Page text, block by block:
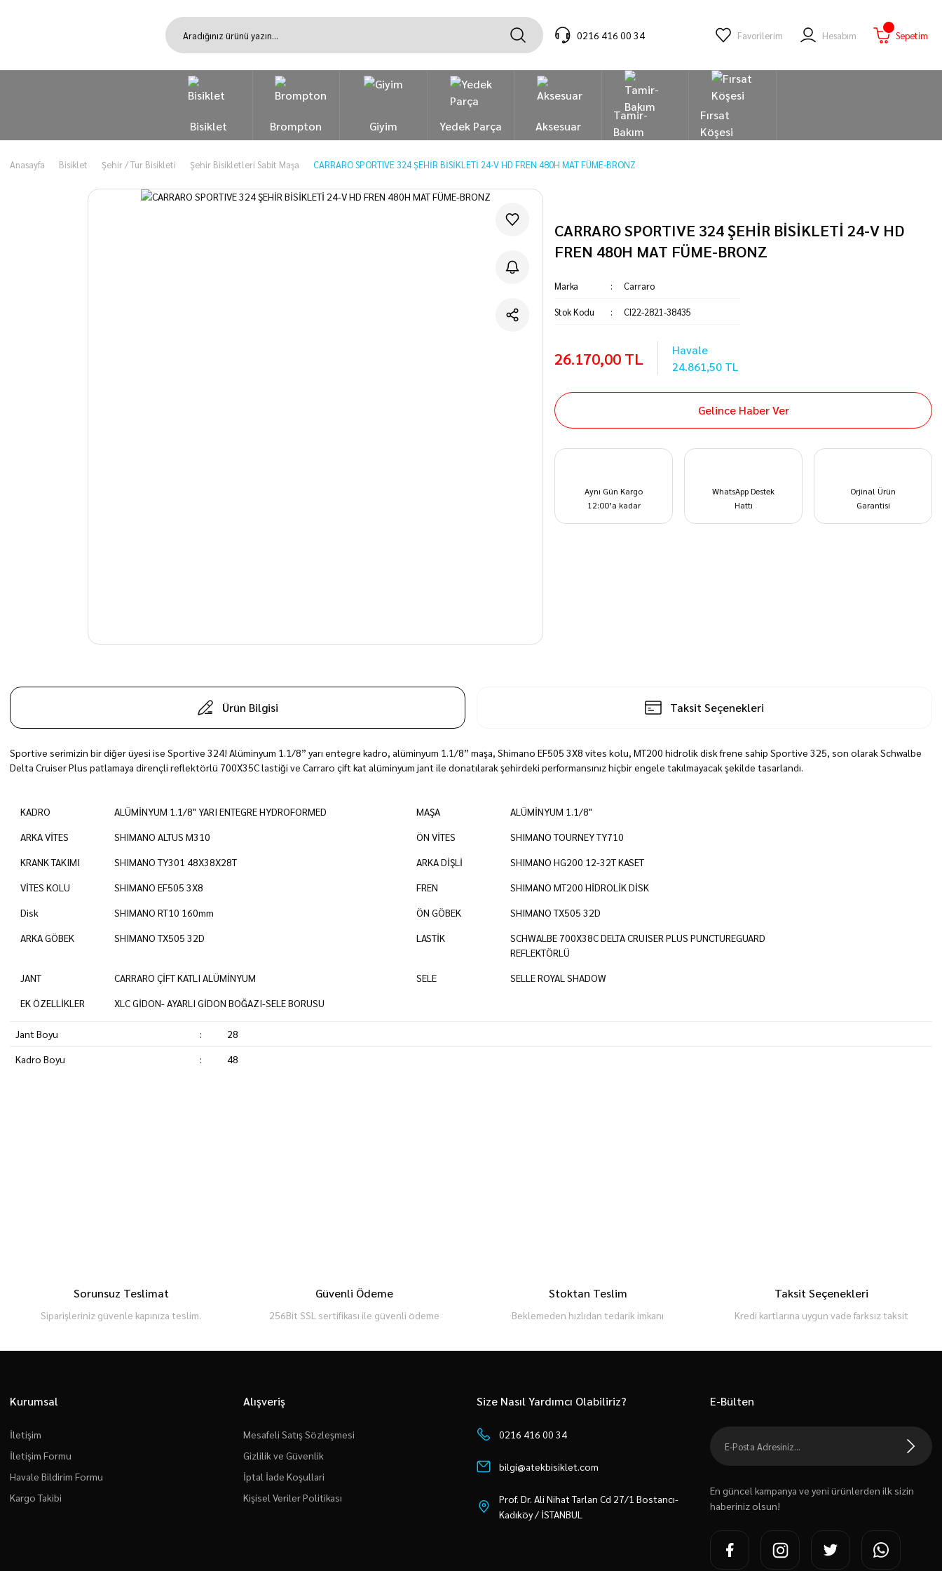
0216 416 00 34 Favorilerim Hesabım Sepetim
Bisiklet Brompton Giyim Yedek Parça Aksesuar
Tamir-
Bakım
Fırsat
Köşesi
Anasayfa Bisiklet Şehir / Tur Bisikleti Şehir Bisikletleri Sabit Maşa CARRARO SPORTIVE 324 ŞEHİR BİSİKLETİ 24-V HD FREN 480H MAT FÜME-BRONZ
CARRARO SPORTIVE 324 ŞEHİR BİSİKLETİ 24-V HD
FREN 480H MAT FÜME-BRONZ
Marka Carraro
Stok Kodu CI22-2821-38435
26.170,00 TL
Havale
24.861,50 TL
Gelince Haber Ver
Aynı Gün Kargo
12:00’a kadar
WhatsApp Destek
Hattı
Orjinal Ürün
Garantisi
Ürün Bilgisi Taksit Seçenekleri
Sportive serimizin bir diğer üyesi ise Sportive 324! Alüminyum 1.1/8” yarı entegre kadro, alüminyum 1.1/8” maşa, Shimano EF505 3X8 vites kolu, MT200 hidrolik disk frene sahip Sportive 325, son olarak Schwalbe
Delta Cruiser Plus patlamaya dirençli reflektörlü 700X35C lastiği ve Carraro çift kat alüminyum jant ile donatılarak şehirdeki performansınız hiçbir engele takılmayacak şekilde tasarlandı.
KADRO ALÜMİNYUM 1.1/8" YARI ENTEGRE HYDROFORMED MAŞA
ALÜMİNYUM 1.1/8"
ARKA VİTES
SHIMANO ALTUS M310 ÖN VİTES
SHIMANO TOURNEY TY710
KRANK TAKIMI
SHIMANO TY301 48X38X28T ARKA DİŞLİ
SHIMANO HG200 12-32T KASET
VİTES KOLU
SHIMANO EF505 3X8 FREN
SHIMANO MT200 HİDROLİK DİSK
Disk
SHIMANO RT10 160mm ÖN GÖBEK
SHIMANO TX505 32D
ARKA GÖBEK
SHIMANO TX505 32D LASTİK
SCHWALBE 700X38C DELTA CRUISER PLUS PUNCTUREGUARD
REFLEKTÖRLÜ
JANT
CARRARO ÇİFT KATLI ALÜMİNYUM SELE
SELLE ROYAL SHADOW
EK ÖZELLİKLER
XLC GİDON- AYARLI GİDON BOĞAZI-SELE BORUSU
Jant Boyu :
28
Kadro Boyu
: 48
Sorunsuz Teslimat
Siparişleriniz güvenle kapınıza teslim.
Güvenli Ödeme
256Bit SSL sertifikası ile güvenli ödeme
Stoktan Teslim
Beklemeden hızlıdan tedarik imkanı
Taksit Seçenekleri
Kredi kartlarına uygun vade farksız taksit
Kurumsal
İletişim
İletişim Formu
Havale Bildirim Formu
Kargo Takibi
Alışveriş
Mesafeli Satış Sözleşmesi
Gizlilik ve Güvenlik
İptal İade Koşullari
Kişisel Veriler Politikası
Size Nasıl Yardımcı Olabiliriz?
0216 416 00 34
bilgi@atekbisiklet.com
Prof. Dr. Ali Nihat Tarlan Cd 27/1 Bostancı-
Kadıköy / İSTANBUL
E-Bülten
En güncel kampanya ve yeni ürünlerden ilk sizin
haberiniz olsun!